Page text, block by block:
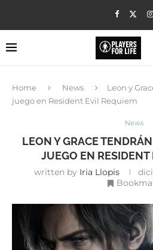
Home News
Leon y
juego en Resident Evil Requiem
News
LEON Y GRACE
JUEGO EN
written by Iria Llopis